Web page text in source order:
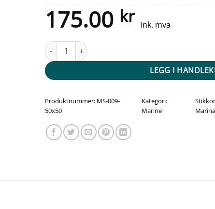
175.00 kr Ink. mva
Båtrampe mot avgift og Vippsnummer - Blå antall
LEGG I
Produktnummer: MS-009-
50x50
Kategori:
Marine
Marina